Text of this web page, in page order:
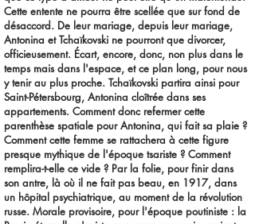
Cette entente ne pourra être scellée que sur fond de
désaccord. De leur mariage, depuis leur mariage,
Antonina et Tchaïkovski ne pourront que divorcer,
officieusement. Écart, encore, donc, non plus dans le
temps mais dans l'espace, et ce plan long, pour nous
y tenir au plus proche. Tchaïkovski partira ainsi pour
Saint-Pétersbourg, Antonina cloîtrée dans ses
appartements. Comment donc refermer cette
parenthèse spatiale pour Antonina, qui fait sa plaie ?
Comment cette femme se rattachera à cette figure
presque mythique de l'époque tsariste ? Comment
remplira-t-elle ce vide ? Par la folie, pour finir dans
son antre, là où il ne fait pas beau, en 1917, dans
un hôpital psychiatrique, au moment de la révolution
russe. Morale provisoire, pour l'époque poutiniste : la